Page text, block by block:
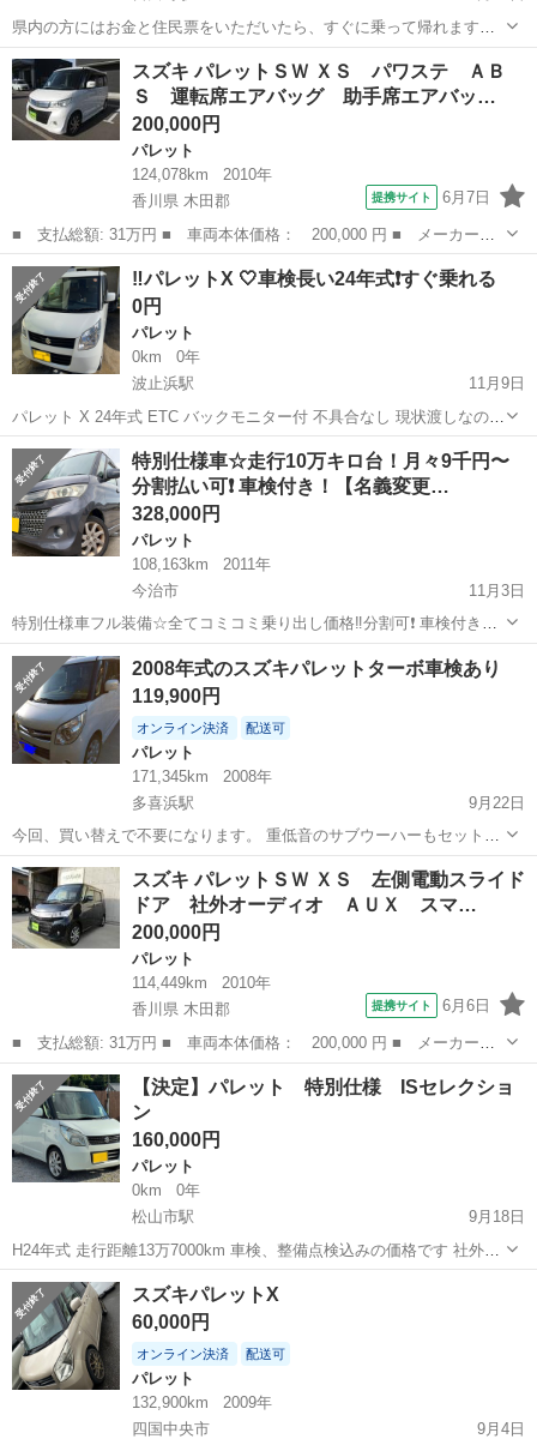
県内の方にはお金と住民票をいただいたら、すぐに乗って帰れます😁
中古車なので状態を見てから購入した方がいいです 3Nでお願いします
😇
愛媛 松山市 宮田町駅 パレット
スズキ パレットＳＷ ＸＳ パワステ ＡＢ
Ｓ 運転席エアバッグ 助手席エアバッ…
200,000円
パレット
124,078km
2010年
香川県 木田郡
提携サイト 6月7日
■ 支払総額: 31万円 ■ 車両本体価格： 200,000 円 ■ メーカー
名： スズキ ■ 車種名： パレットＳＷ ■ グレード名： ＸＳ
パワステ ＡＢＳ 運転席エアバッグ 助手席エアバッグ サイドエ
アバッグ 盗難防...
香川 木田郡 パレット
‼️パレットX 🤍車検長い24年式❗️すぐ乗れる
0円
パレット
0km
0年
波止浜駅
11月9日
パレット X 24年式 ETC バックモニター付 不具合なし 現状渡しなので
現車確認必ずお願いします 購入後のクレーム対応は致しません 県内の
方は乗って帰れます(住民票持参) 県外の方は要相談(預り金あり) 値引
き...
愛媛 今治市 波止浜駅 パレット
特別仕様車☆走行10万キロ台！月々9千円〜
分割払い可❗️ 車検付き！【名義変更…
328,000円
パレット
108,163km
2011年
今治市
11月3日
特別仕様車フル装備☆全てコミコミ乗り出し価格‼️分割可❗️ 車検付き！
【名義変更代込み】大人気☆スズキ パレットSW リミテッドⅡ☆ディ
スプレイオーディオ付き☆便利な電動スライドドア付き♪しかも両側☆
バックカメラ付き☆スマー...
愛媛 今治市 パレット 走行距離
2008年式のスズキパレットターボ車検あり
119,900円
オンライン決済 配送可
パレット
171,345km
2008年
多喜浜駅
9月22日
今回、買い替えで不要になります。 重低音のサブウーハーもセットに
しますので、価格訂正致します。 両側スライドドア プッシュでエンジ
ンスタート、キー2個ありです。 ターボ車になります。 禁煙車になり
ます。内装は綺麗だと思います...
愛媛 新居浜市 多喜浜駅 スズキパレット
スズキ パレットＳＷ ＸＳ 左側電動スライド
ドア 社外オーディオ ＡＵＸ スマ…
200,000円
パレット
114,449km
2010年
香川県 木田郡
提携サイト 6月6日
■ 支払総額: 31万円 ■ 車両本体価格： 200,000 円 ■ メーカー
名： スズキ ■ 車種名： パレットＳＷ ■ グレード名： ＸＳ
左側電動スライドドア 社外オーディオ ＡＵＸ スマートキー エ
ンジンプッシュス...
香川 木田郡 パレット
【決定】パレット 特別仕様 ISセレクショ
ン
160,000円
パレット
0km
0年
松山市駅
9月18日
H24年式 走行距離13万7000km 車検、整備点検込みの価格です 社外ナ
ビ スマートキー 片側パワースライド プッシュスタート
愛媛 松山市 松山市駅 パレット
スズキパレットX
60,000円
オンライン決済 配送可
パレット
132,900km
2009年
四国中央市
9月4日